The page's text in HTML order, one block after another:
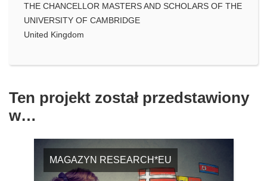
THE CHANCELLOR MASTERS AND SCHOLARS OF THE
UNIVERSITY OF CAMBRIDGE
United Kingdom
Ten projekt został przedstawiony
w…
MAGAZYN RESEARCH*EU